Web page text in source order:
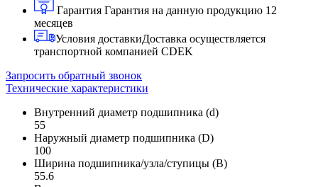
Гарантия Гарантия на данную продукцию 12
месяцев
Условия доставкиДоставка осуществляется
транспортной компанией CDEK
Запросить обратный звонок
Технические характеристики
Внутренний диаметр подшипника (d)
55
Наружный диаметр подшипника (D)
100
Ширина подшипника/узла/ступицы (B)
55.6